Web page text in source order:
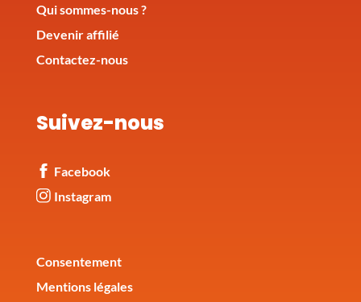
Qui sommes-nous ?
Devenir affilié
Contactez-nous
Suivez-nous
Facebook
Instagram
Corporate
Consentement
Mentions légales